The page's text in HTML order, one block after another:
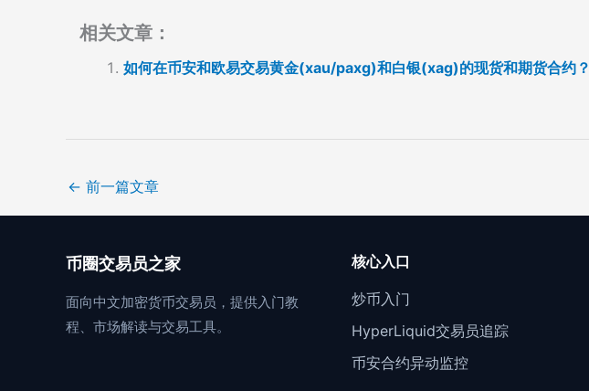
相关文章：
如何在币安和欧易交易黄金(xau/paxg)和白银(xag)的现货和期货合约？
← 前一篇文章
币圈交易员之家
面向中文加密货币交易员，提供入门教
程、市场解读与交易工具。
核心入口
炒币入门
HyperLiquid交易员追踪
币安合约异动监控